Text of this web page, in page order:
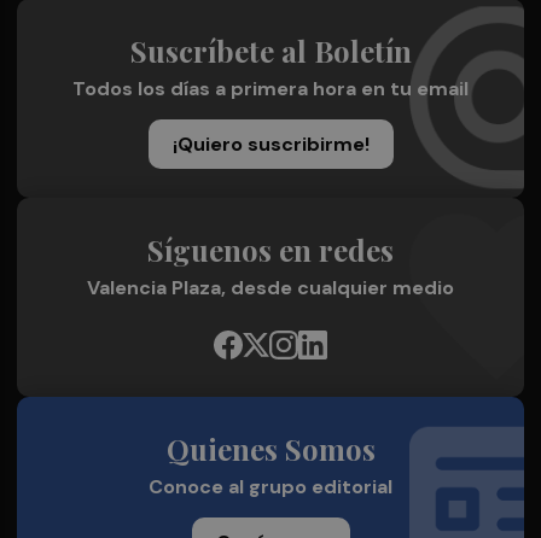
Suscríbete al Boletín
Todos los días a primera hora en tu email
¡Quiero suscribirme!
Síguenos en redes
Valencia Plaza, desde cualquier medio
Quienes Somos
Conoce al grupo editorial